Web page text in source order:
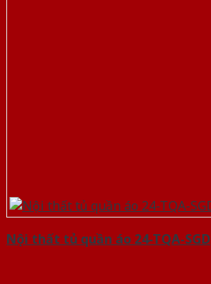
Nội thất tủ quần áo 24-TQA-SGD